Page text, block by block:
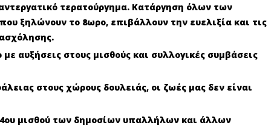
τερατούργημα. Κατάργηση όλων των
ξηλώνουν το 8ωρο, επιβάλλουν την ευελιξία και τις
αυξήσεις στους μισθούς και συλλογικές συμβάσεις
στους χώρους δουλειάς, οι ζωές μας δεν είναι
μισθού των δημοσίων υπαλλήλων και άλλων